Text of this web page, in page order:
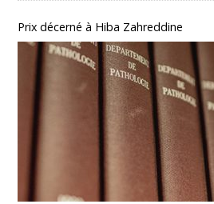
Prix décerné à Hiba Zahreddine